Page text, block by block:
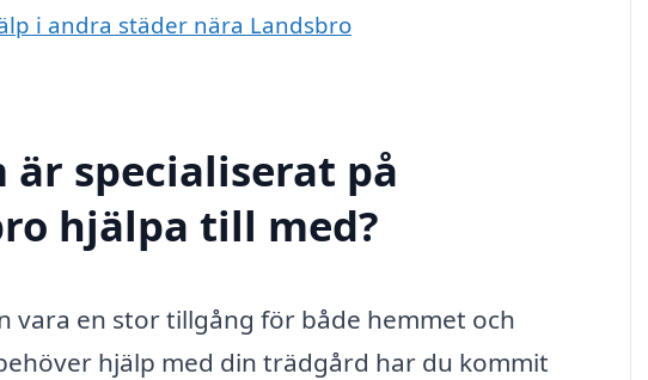
i andra städer nära Landsbro
specialiserat på
hjälpa till med?
vara en stor tillgång för både hemmet och
hjälp med din trädgård har du kommit